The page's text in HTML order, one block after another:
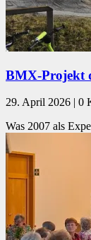
BMX-Projekt
29. April 2026 | 0
Was 2007 als